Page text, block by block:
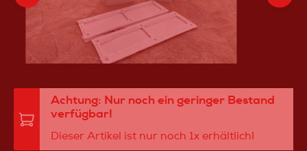
Achtung: Nur noch ein geringer Bestand
verfügbar!
Dieser Artikel ist nur noch 1x erhältlich!